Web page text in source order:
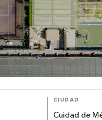
CIUDAD
Cuidad de